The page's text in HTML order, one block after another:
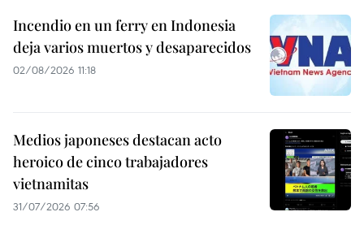
Incendio en un ferry en Indonesia
deja varios muertos y desaparecidos
02/08/2026 11:18
Medios japoneses destacan acto
heroico de cinco trabajadores
vietnamitas
31/07/2026 07:56